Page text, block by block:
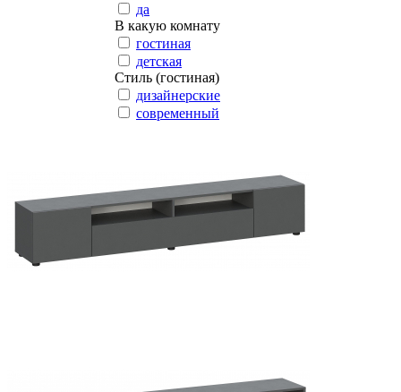
да
В какую комнату
гостиная
детская
Стиль (гостиная)
дизайнерские
современный